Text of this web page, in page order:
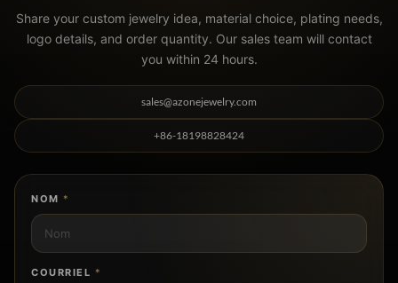
Share your custom jewelry idea, material choice, plating needs,
logo details, and order quantity. Our sales team will contact
you within 24 hours.
sales@azonejewelry.com
+86-18198828424
NOM *
COURRIEL *